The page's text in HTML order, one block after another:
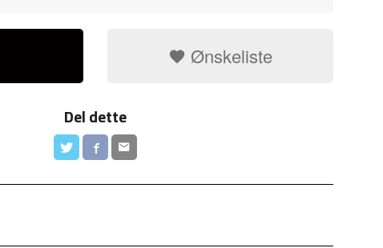
Ønskeliste
Del dette